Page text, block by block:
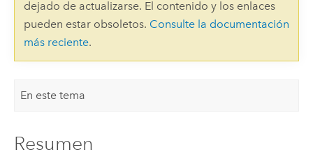
dejado de actualizarse. El contenido y los enlaces
pueden estar obsoletos. Consulte la documentación
más reciente.
En este tema
Resumen